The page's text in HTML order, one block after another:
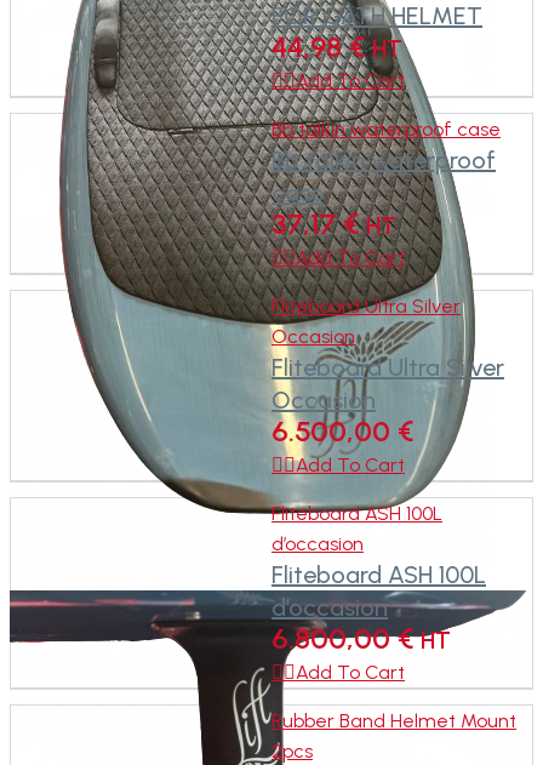
FOR GATH HELMET
44,98€ HT
Add To Cart
Bb talkin waterproof case
Bb talkin waterproof
case
37,17€ HT
Add To Cart
Fliteboard Ultra Silver
Occasion
Fliteboard Ultra Silver
Occasion
6.500,00 €
Add To Cart
Fliteboard ASH 100L
d’occasion
Fliteboard ASH 100L
d’occasion
6.800,00€ HT
Add To Cart
Rubber Band Helmet Mount
2pcs